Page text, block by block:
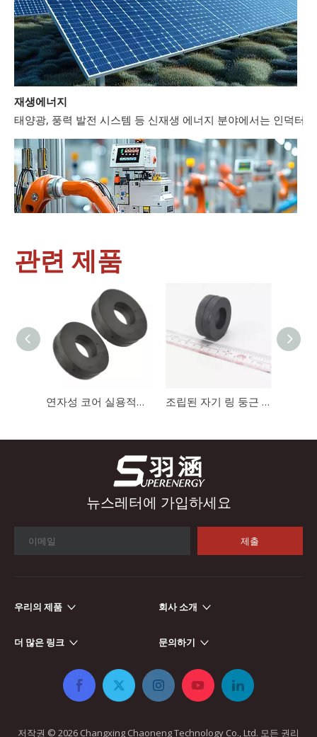
재생에너지
태양광, 풍력 발전 시스템 등 신재생 에너지 분야에서는 인덕터
산업 제어
산업 제어 분야에서 인덕터와 변압기는 안정적인 시스템 작동
자동차 전자
관련 제품
연자성 코어 실용적인 링 토로이드 자기 페라이트 코어 Mn-Zn 코어 조립된 자기 링 둥근 버튼 페라이트 자기 링 철 분말 코어
뉴스레터에 가입하세요
제출
우리의 제품 회사 소개
더 많은 링크 문의하기
저작권 © 2026 ​​​​​​​ Changxing Chaoneng Technology Co., Ltd. 모든 권리